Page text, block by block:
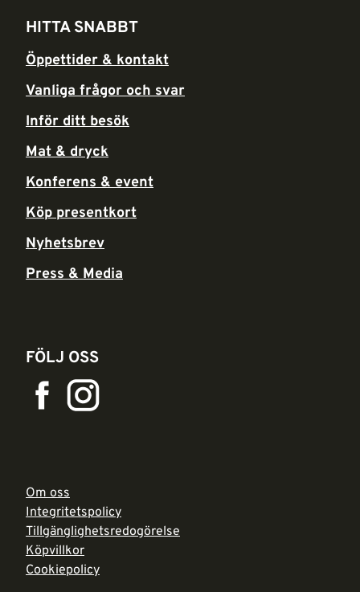
HITTA SNABBT
Öppettider & kontakt
Vanliga frågor och svar
Inför ditt besök
Mat & dryck
Konferens & event
Köp presentkort
Nyhetsbrev
Press & Media
FÖLJ OSS
Om oss
Integritetspolicy
Tillgänglighetsredogörelse
Köpvillkor
Cookiepolicy